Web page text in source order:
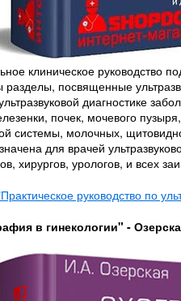
клиническое руководство
разделы, посвященные
диагностике
почек, мочевого
системы, молочных,
для врачей
хирургов, урологов, и всех
руководство по
в гинекологии" -